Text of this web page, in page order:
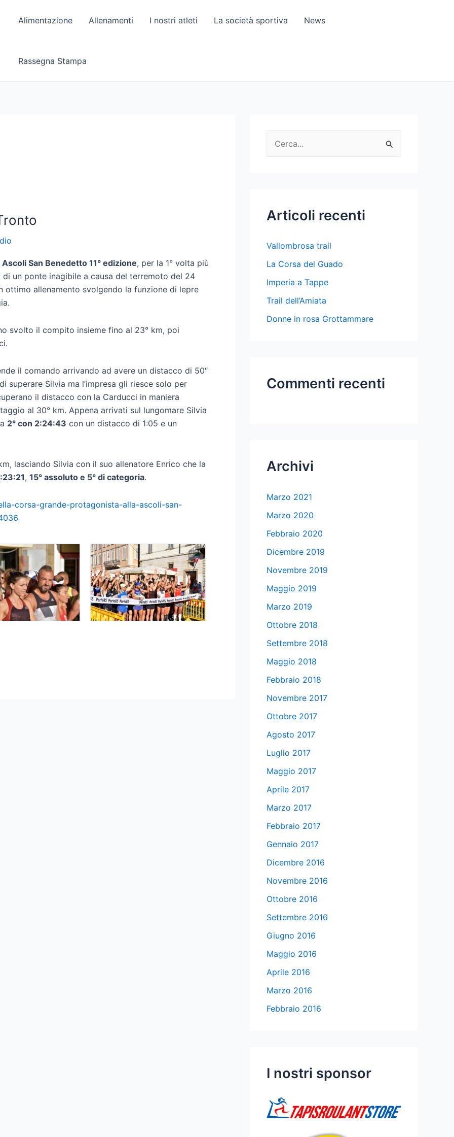
Alimentazione Allenamenti I nostri atleti La società sportiva News
Rassegna Stampa
Ascoli San Benedetto 11° edizione, per la 1° volta più
un ponte inagibile a causa del terremoto del 24
allenamento svolgendo la funzione di lepre
svolto il compito insieme fino al 23° km, poi
il comando arrivando ad avere un distacco di 50″
superare Silvia ma l’impresa gli riesce solo per
il distacco con la Carducci in maniera
al 30° km. Appena arrivati sul lungomare Silvia
2° con 2:24:43 con un distacco di 1:05 e un
lasciando Silvia con il suo allenatore Enrico che la
, 15° assoluto e 5° di categoria.
corsa-grande-protagonista-alla-ascoli-san-
e
:Articoli recenti
Vallombrosa trail
La Corsa del Guado
Imperia a Tappe
Trail dell’Amiata
Donne in rosa Grottammare
Commenti recenti
Archivi
Marzo 2021
Marzo 2020
Febbraio 2020
Dicembre 2019
Novembre 2019
Maggio 2019
Marzo 2019
Ottobre 2018
Settembre 2018
Maggio 2018
Febbraio 2018
Novembre 2017
Ottobre 2017
Agosto 2017
Luglio 2017
Maggio 2017
Aprile 2017
Marzo 2017
Febbraio 2017
Gennaio 2017
Dicembre 2016
Novembre 2016
Ottobre 2016
Settembre 2016
Giugno 2016
Maggio 2016
Aprile 2016
Marzo 2016
Febbraio 2016
I nostri sponsor